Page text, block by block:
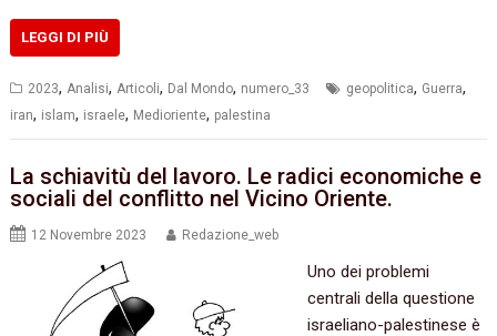
LEGGI DI PIÙ
2023,Analisi,Articoli, Dal Mondo, numero_33 geopolitica, Guerra,
iran, islam, israele, Medioriente, palestina
La schiavitù del lavoro. Le radici economiche e
sociali del conflitto nel Vicino Oriente.
12 Novembre 2023 Redazione_web
Uno dei problemi
centrali della questione
israeliano-palestinese è